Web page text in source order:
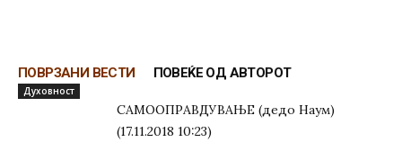
ПОВРЗАНИ ВЕСТИ ПОВЕЌЕ ОД АВТОРОТ
Духовност
САМООПРАВДУВАЊЕ (дедо Наум)
(17.11.2018 10:23)